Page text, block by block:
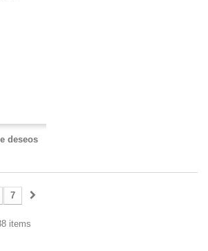
deseos
7
items